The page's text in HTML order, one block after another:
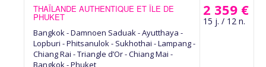
2 359 €
15 j. / 12 n.
THAÏLANDE AUTHENTIQUE ET ÎLE DE
PHUKET
Bangkok - Damnoen Saduak - Ayutthaya -
Lopburi - Phitsanulok - Sukhothai - Lampang -
Chiang Rai - Triangle d’Or - Chiang Mai -
Bangkok - Phuket